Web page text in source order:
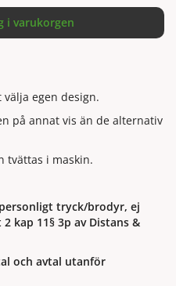
i varukorgen
egen design.
på annat vis än de alternativ
tvättas i maskin.
tryck/brodyr, ej
kap 11§ 3p av Distans &
och avtal utanför